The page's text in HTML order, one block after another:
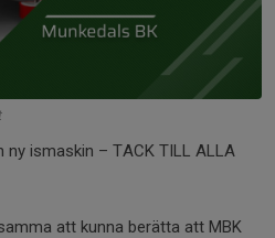
ismaskin – TACK TILL ALLA
att kunna berätta att MBK